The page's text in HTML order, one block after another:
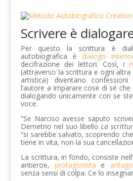
Scrivere è
Per questo la scrittura è
autobiografica è dialogo
decifrazione dei lettori. Così, i
(attraverso la scrittura e ogni
artistica) diventano
l’autore a imparare cose di sé
dialogando unicamente con se
voce.
“Se Narciso avesse saputo
Demetrio nel suo libello La
“si sarebbe salvato, scoprendo
tiene in vita, non la sua
La scrittura, in fondo, consiste
antieroe, protagonista e
senza sensi di colpa. Ce lo